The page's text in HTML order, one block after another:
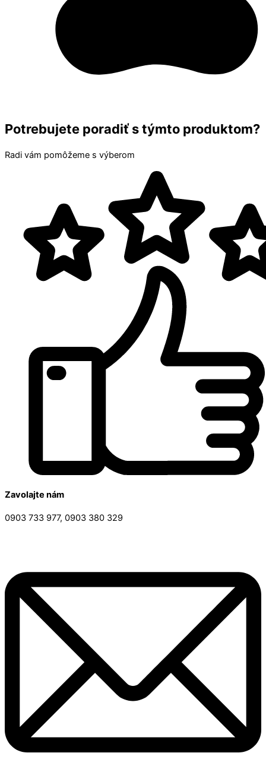
Potrebujete poradiť s týmto produktom?
Radi vám pomôžeme s výberom
Zavolajte nám
0903 733 977, 0903 380 329